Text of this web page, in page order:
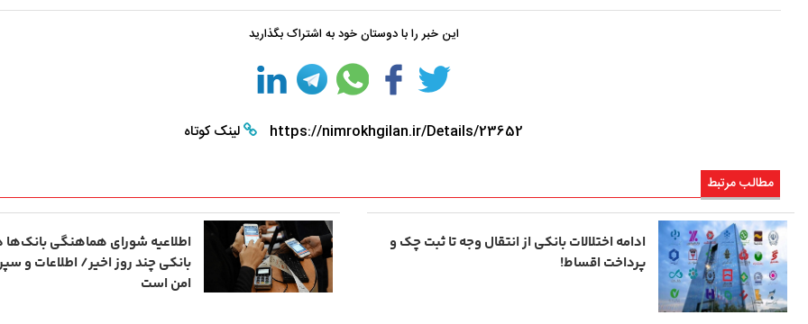
این خبر را با دوستان خود به اشتراک بگذارید
https://nimrokhgilan.ir/Details/23652 لینک کوتاه
مطالب مرتبط
ادامه اختلالات بانکی از انتقال وجه تا ثبت چک و
پرداخت اقساط!
اطلاعیه شورای هماهنگی بانک‌ها
بانکی چند روز اخیر/ اطلاعات و
امن است